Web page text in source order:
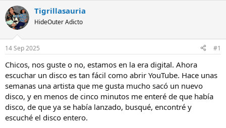
i
c
i
a
d
o
d
e
l
t
e
a
h
a
e
i
c
i
o
Tigrillasauria
HideOuter Adicto
14 Sep 2025 #1
Chicos, nos guste o no, estamos en la era digital. Ahora
escuchar un disco es tan fácil como abrir YouTube. Hace unas
semanas una artista que me gusta mucho sacó un nuevo
disco, y en menos de cinco minutos me enteré de que había
disco, de que ya se había lanzado, busqué, encontré y
escuché el disco entero.